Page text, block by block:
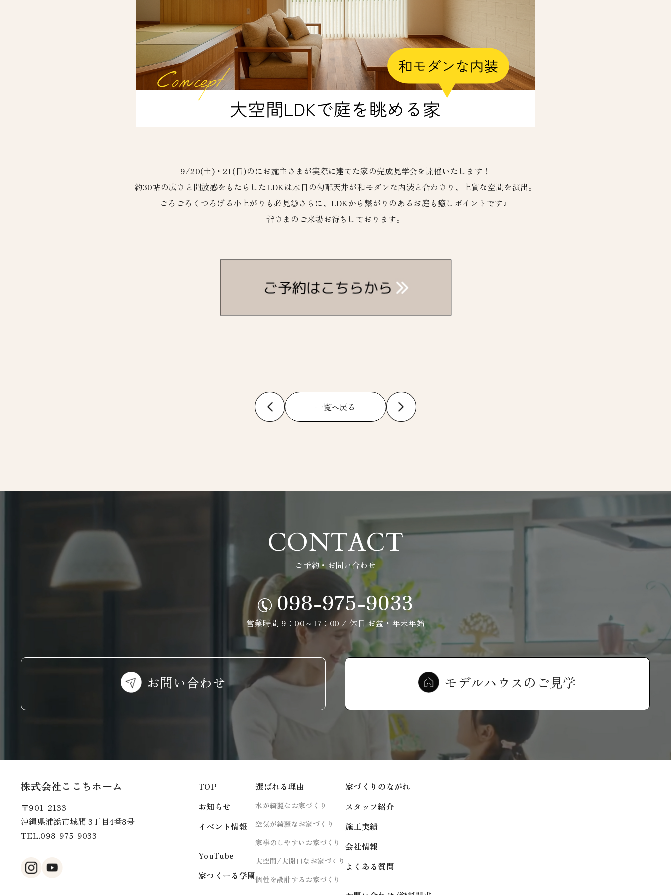
9/20(土)・21(日)のにお施主さまが実際に建てた家の完成見学会を開催いたします！
約30帖の広さと開放感をもたらしたLDKは木目の勾配天井が和モダンな内装と合わさり、上質な空間を演出。
ごろごろくつろげる小上がりも必見◎さらに、LDKから繋がりのあるお庭も癒しポイントです♩
皆さまのご来場お待ちしております。
一覧へ戻る
CONTACT
ご予約・お問い合わせ
098-975-9033
営業時間 9：00～17：00 / 休日 お盆・年末年始
お問い合わせ モデルハウスのご見学
株式会社ここちホーム
〒901-2133
沖縄県浦添市城間 3丁目4番8号
TEL.098-975-9033
TOP
お知らせ
イベント情報
YouTube
家つくーる学園
選ばれる理由
水が綺麗なお家づくり
空気が綺麗なお家づくり
家事のしやすいお家づくり
大空間/大開口なお家づくり
個性を設計するお家づくり
家づくりのながれ
スタッフ紹介
施工実績
会社情報
よくある質問